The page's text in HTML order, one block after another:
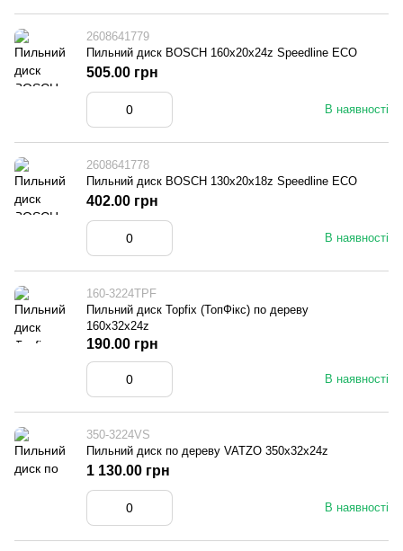
2608641779
Пильний диск BOSCH 160x20x24z Speedline ECO
В наявності
505.00 грн
2608641778
Пильний диск BOSCH 130x20x18z Speedline ECO
В наявності
402.00 грн
160-3224TPF
Пильний диск Topfix (ТопФікс) по дереву
160х32х24z
В наявності
190.00 грн
350-3224VS
Пильний диск по дереву VATZO 350x32x24z
В наявності
1 130.00 грн